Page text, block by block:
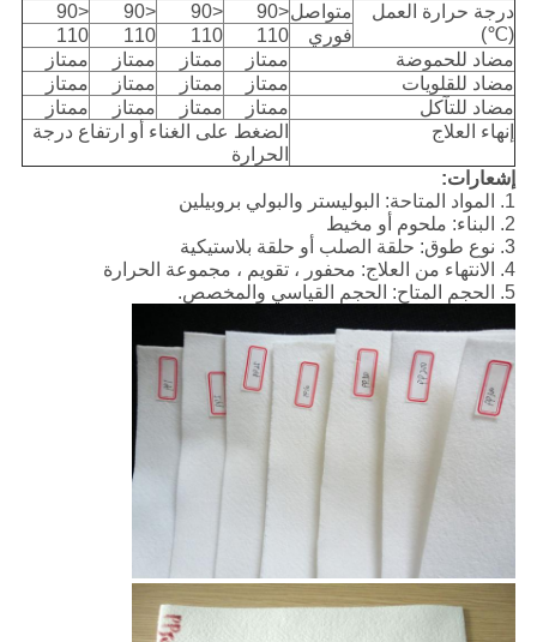
درجة حرارة العمل
(℃)
متواصل<90
<90
<90
<90
فوري
110
110
110
110
مضاد للحموضة
ممتاز ممتاز ممتاز
ممتاز
مضاد للقلويات
ممتاز ممتاز ممتاز
ممتاز
مضاد للتآكل
ممتاز ممتاز ممتاز
ممتاز
إنهاء العلاج
الضغط على الغناء أو ارتفاع درجة
الحرارة
إشعارات:
1. المواد المتاحة: البوليستر والبولي بروبيلين
2. البناء: ملحوم أو مخيط
3. نوع طوق: حلقة الصلب أو حلقة بلاستيكية
4. الانتهاء من العلاج: محفور ، تقويم ، مجموعة الحرارة
5. الحجم المتاح: الحجم القياسي والمخصص.